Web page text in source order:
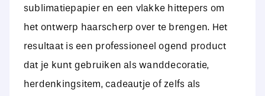
sublimatiepapier en een vlakke hittepers om
het ontwerp haarscherp over te brengen. Het
resultaat is een professioneel ogend product
dat je kunt gebruiken als wanddecoratie,
herdenkingsitem, cadeautje of zelfs als